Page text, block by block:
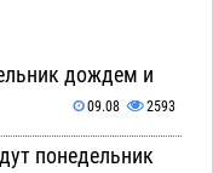
дождем и
09.08 2593
понедельник